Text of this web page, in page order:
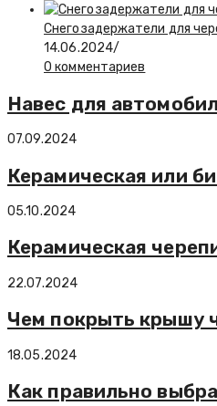
Снегозадержатели для
14.06.2024/
0 комментариев
Навес для
07.09.2024
Керамическая или
05.10.2024
Керамическая
22.07.2024
Чем покрыть крышу
18.05.2024
Как правильно